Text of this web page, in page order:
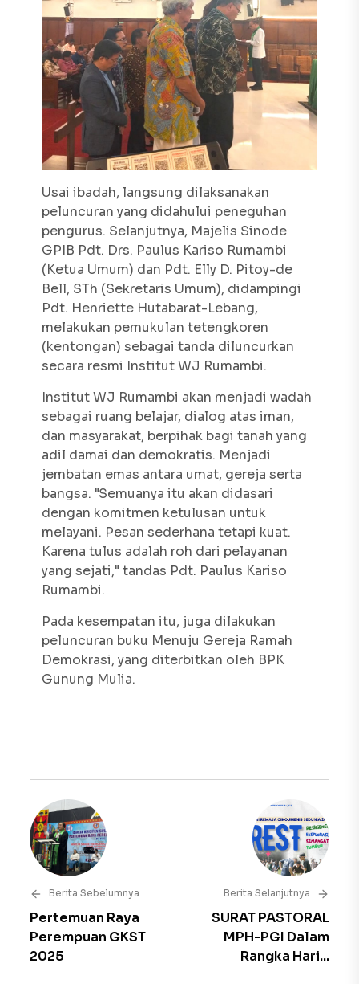
Usai ibadah, langsung dilaksanakan
peluncuran yang didahului peneguhan
pengurus. Selanjutnya, Majelis Sinode
GPIB Pdt. Drs. Paulus Kariso Rumambi
(Ketua Umum) dan Pdt. Elly D. Pitoy-de
Bell, STh (Sekretaris Umum), didampingi
Pdt. Henriette Hutabarat-Lebang,
melakukan pemukulan tetengkoren
(kentongan) sebagai tanda diluncurkan
secara resmi Institut WJ Rumambi.
Institut WJ Rumambi akan menjadi wadah
sebagai ruang belajar, dialog atas iman,
dan masyarakat, berpihak bagi tanah yang
adil damai dan demokratis. Menjadi
jembatan emas antara umat, gereja serta
bangsa. "Semuanya itu akan didasari
dengan komitmen ketulusan untuk
melayani. Pesan sederhana tetapi kuat.
Karena tulus adalah roh dari pelayanan
yang sejati," tandas Pdt. Paulus Kariso
Rumambi.
Pada kesempatan itu, juga dilakukan
peluncuran buku Menuju Gereja Ramah
Demokrasi, yang diterbitkan oleh BPK
Gunung Mulia.
Berita Sebelumnya
Pertemuan Raya
Perempuan GKST
2025
Berita Selanjutnya
SURAT PASTORAL
MPH-PGI Dalam
Rangka Hari...